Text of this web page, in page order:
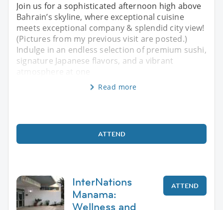
Join us for a sophisticated afternoon high above
Bahrain’s skyline, where exceptional cuisine
meets exceptional company & splendid city view!
(Pictures from my previous visit are posted.)
Indulge in an endless selection of premium sushi,
signature Japanese flavors, and a vibrant
Read more
ATTEND
InterNations
Manama:
Wellness and
ATTEND